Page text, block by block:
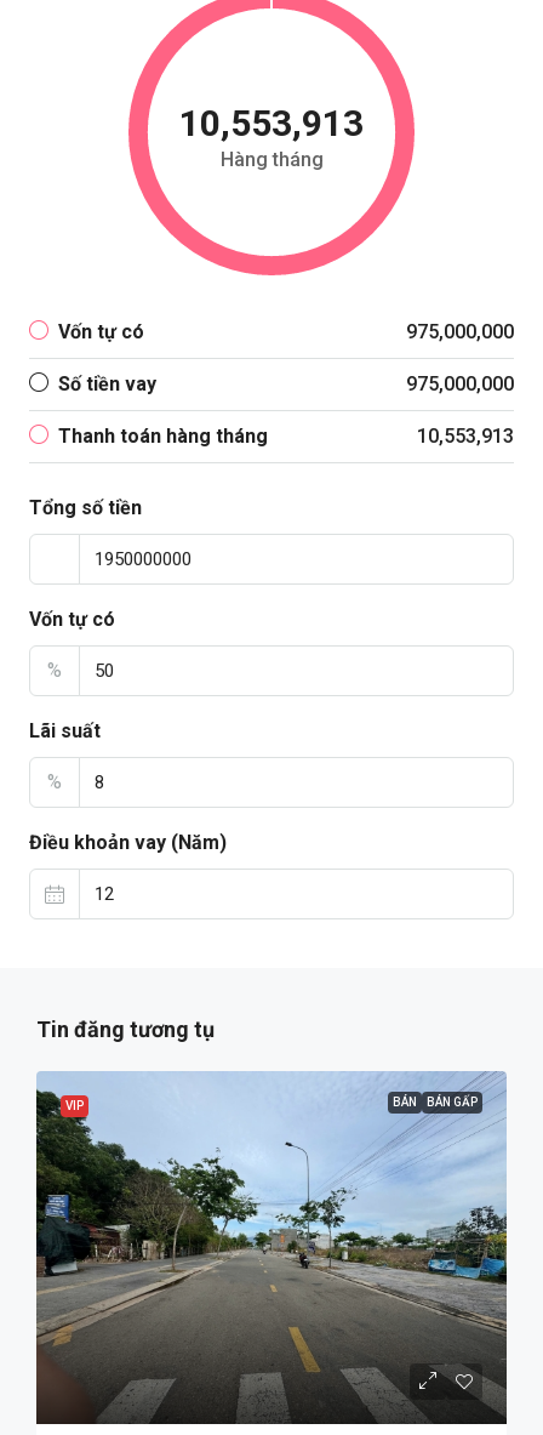
10,553,913
Hàng tháng
Vốn tự có 975,000,000
Số tiền vay 975,000,000
Thanh toán hàng tháng 10,553,913
Tổng số tiền
Vốn tự có
%
Lãi suất
%
Điều khoản vay (Năm)
Tin đăng tương tụ
VIP BÁN BÁN GẤP